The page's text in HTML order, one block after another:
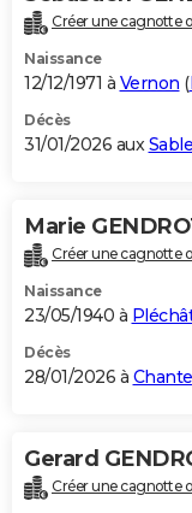
Créer une cagnotte
Naissance
12/12/1971 à Vernon (
Décès
31/01/2026 aux
Marie
Créer une cagnotte
Naissance
23/05/1940 à
Décès
28/01/2026 à
Gerard
Créer une cagnotte